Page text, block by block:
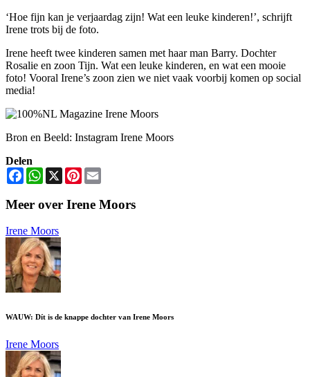
‘Hoe fijn kan je verjaardag zijn! Wat een leuke kinderen!’, schrijft
Irene trots bij de foto.
Irene heeft twee kinderen samen met haar man Barry. Dochter
Rosalie en zoon Tijn. Wat een leuke kinderen, en wat een mooie
foto! Vooral Irene’s zoon zien we niet vaak voorbij komen op social
media!
Bron en Beeld: Instagram Irene Moors
Delen
FacebookWhatsApp
X Pinterest
Meer over Irene Moors
Irene Moors
WAUW: Dít is de knappe dochter van Irene Moors
Irene Moors